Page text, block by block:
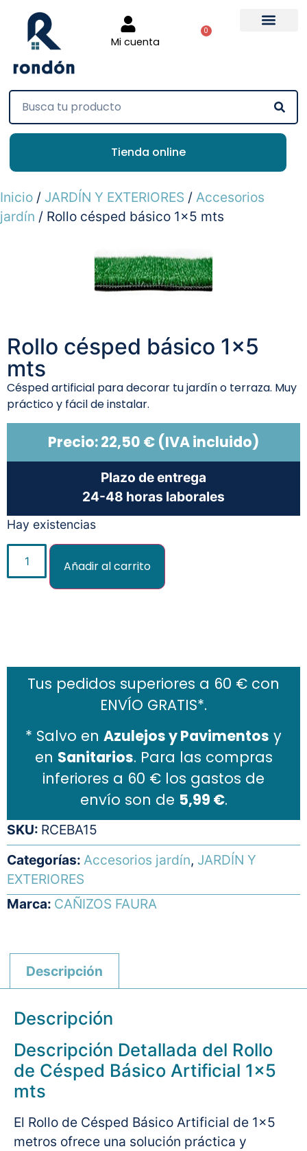
Mi cuenta
0
Tienda online
Inicio / JARDÍN Y EXTERIORES / Accesorios
jardín / Rollo césped básico 1×5 mts
Rollo césped básico 1×5
mts
Césped artificial para decorar tu jardín o terraza. Muy
práctico y fácil de instalar.
Precio:22,50 € (IVA incluido)
Plazo de entrega
24-48 horas laborales
Hay existencias
Añadir al carrito
Tus pedidos superiores a 60 € con
ENVÍO GRATIS*.
* Salvo en Azulejos y Pavimentos y
en Sanitarios. Para las compras
inferiores a 60 € los gastos de
envío son de 5,99 €.
SKU: RCEBA15
Categorías: Accesorios jardín, JARDÍN Y
EXTERIORES
Marca: CAÑIZOS FAURA
Descripción
Descripción
Descripción Detallada del Rollo
de Césped Básico Artificial 1×5
mts
El Rollo de Césped Básico Artificial de 1×5
metros ofrece una solución práctica y